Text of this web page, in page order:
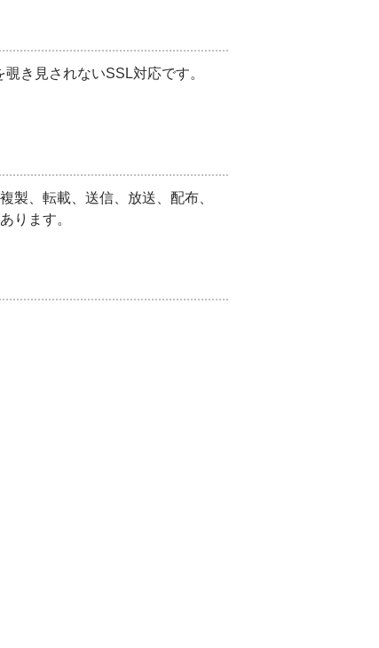
き見されないSSL対応です。
製、転載、送信、放送、配布、
ります。